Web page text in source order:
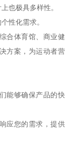
也极具多样性。
性化需求。
合体育馆、商业健
方案，为运动者营
能够确保产品的快
应您的需求，提供